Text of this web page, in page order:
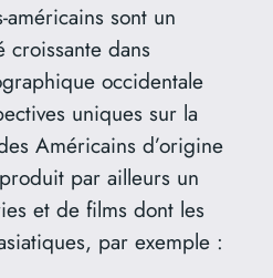
sont un
dans
occidentale
uniques sur la
Américains d’origine
par ailleurs un
et de films dont les
par exemple :